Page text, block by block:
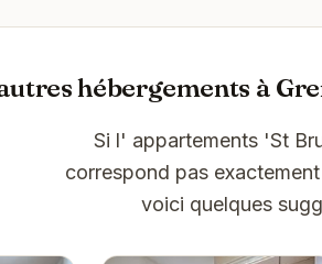
hébergements à
Si l' appartements 'St
correspond pas
voici quelques